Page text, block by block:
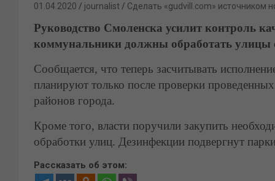
01.04.2020 journalist Сделать «gudvill.com» источником
Руководство Смоленска усилит контроль
коммунальники должны обработать
Сообщается, что теперь засчитывать
планируют только после проверки
районов города.
Кроме того, власти поручили закупить
обработки улиц. Дезинфекции подвергнут
Рассказать об этом: